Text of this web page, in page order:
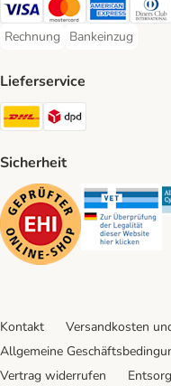
Visa Payment Method
Mastercard Payment
American
Rechnung
Rechnung Payment Method
Bankeinzug
Bankeinzug
Lieferservice
DHL Shipping Method
Sicherheit
Security
Kontakt Versandkosten
Allgemeine
Vertrag widerrufen